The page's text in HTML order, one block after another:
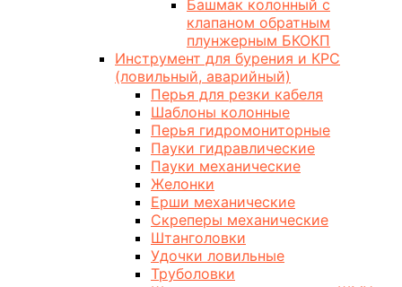
Башмак колонный с
клапаном обратным
плунжерным БКОКП
Инструмент для бурения и КРС
(ловильный, аварийный)
Перья для резки кабеля
Шаблоны колонные
Перья гидромониторные
Пауки гидравлические
Пауки механические
Желонки
Ерши механические
Скреперы механические
Штанголовки
Удочки ловильные
Труболовки